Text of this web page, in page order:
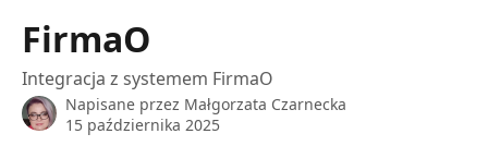
FirmaO
Integracja z systemem FirmaO
Napisane przez Małgorzata Czarnecka
15 października 2025